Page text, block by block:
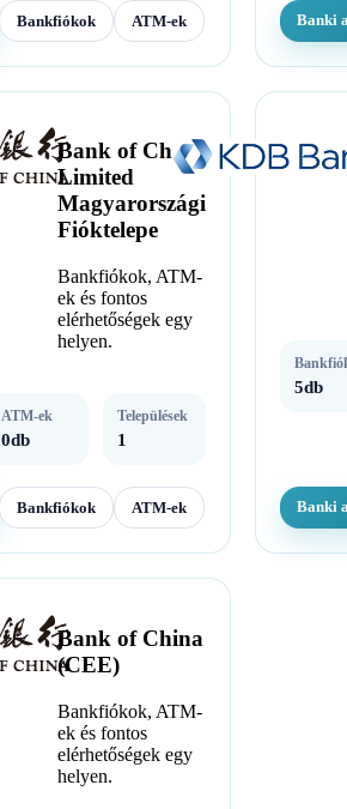
Bankfiókok ATM-ek Banki
Bank of China
Limited
Magyarországi
Fióktelepe
Bankfiókok, ATM-
ek és fontos
elérhetőségek egy
helyen.
ATM-ek
0db
Települések
1
Bankfiókok ATM-ek
5db
Banki
Bank of China
(CEE)
Bankfiókok, ATM-
ek és fontos
elérhetőségek egy
helyen.